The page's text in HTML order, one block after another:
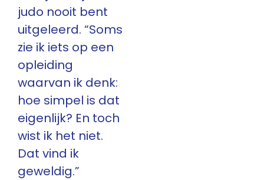
judo nooit bent
uitgeleerd. “Soms
zie ik iets op een
opleiding
waarvan ik denk:
hoe simpel is dat
eigenlijk? En toch
wist ik het niet.
Dat vind ik
geweldig.”